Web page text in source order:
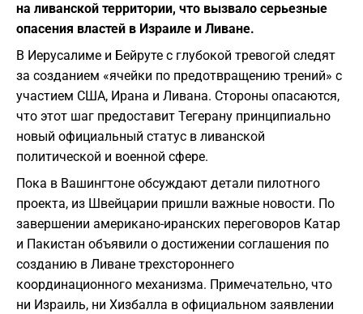
на ливанской территории, что вызвало серьезные
опасения властей в Израиле и Ливане.
В Иерусалиме и Бейруте с глубокой тревогой следят
за созданием «ячейки по предотвращению трений» с
участием США, Ирана и Ливана. Стороны опасаются,
что этот шаг предоставит Тегерану принципиально
новый официальный статус в ливанской
политической и военной сфере.
Пока в Вашингтоне обсуждают детали пилотного
проекта, из Швейцарии пришли важные новости. По
завершении американо-иранских переговоров Катар
и Пакистан объявили о достижении соглашения по
созданию в Ливане трехстороннего
координационного механизма. Примечательно, что
ни Израиль, ни Хизбалла в официальном заявлении